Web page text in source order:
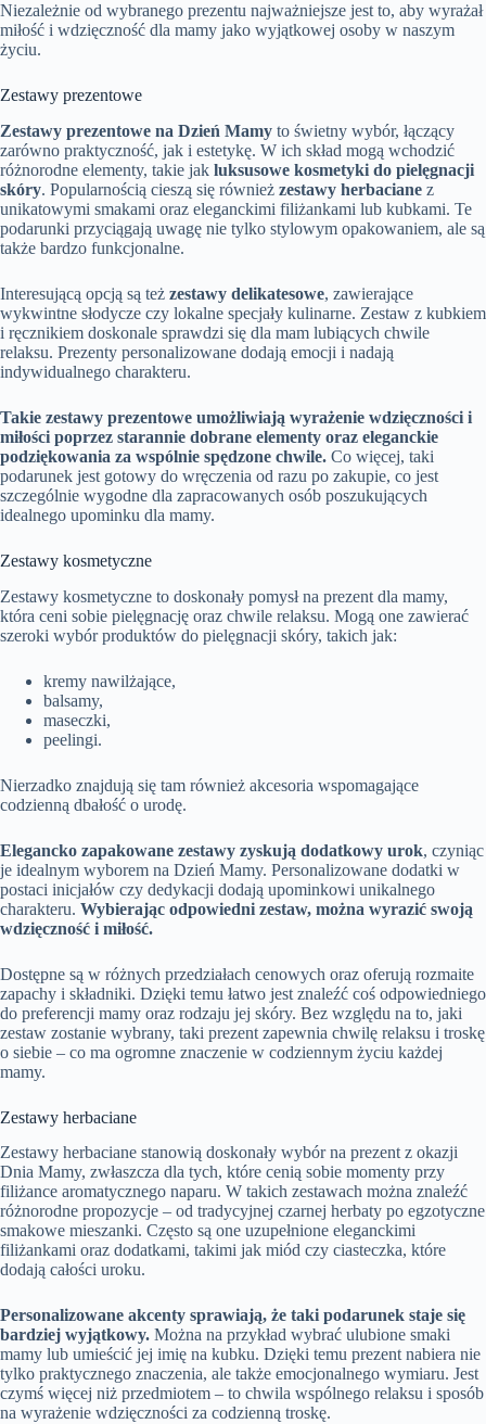
Niezależnie od wybranego prezentu najważniejsze jest to, aby wyrażał
miłość i wdzięczność dla mamy jako wyjątkowej osoby w naszym
życiu.
Zestawy prezentowe
Zestawy prezentowe na Dzień Mamy to świetny wybór, łączący
zarówno praktyczność, jak i estetykę. W ich skład mogą wchodzić
różnorodne elementy, takie jak luksusowe kosmetyki do pielęgnacji
skóry. Popularnością cieszą się również zestawy herbaciane z
unikatowymi smakami oraz eleganckimi filiżankami lub kubkami. Te
podarunki przyciągają uwagę nie tylko stylowym opakowaniem, ale są
także bardzo funkcjonalne.
Interesującą opcją są też zestawy delikatesowe, zawierające
wykwintne słodycze czy lokalne specjały kulinarne. Zestaw z kubkiem
i ręcznikiem doskonale sprawdzi się dla mam lubiących chwile
relaksu. Prezenty personalizowane dodają emocji i nadają
indywidualnego charakteru.
Takie zestawy prezentowe umożliwiają wyrażenie wdzięczności i
miłości poprzez starannie dobrane elementy oraz eleganckie
podziękowania za wspólnie spędzone chwile. Co więcej, taki
podarunek jest gotowy do wręczenia od razu po zakupie, co jest
szczególnie wygodne dla zapracowanych osób poszukujących
idealnego upominku dla mamy.
Zestawy kosmetyczne
Zestawy kosmetyczne to doskonały pomysł na prezent dla mamy,
która ceni sobie pielęgnację oraz chwile relaksu. Mogą one zawierać
szeroki wybór produktów do pielęgnacji skóry, takich jak:
kremy nawilżające,
balsamy,
maseczki,
peelingi.
Nierzadko znajdują się tam również akcesoria wspomagające
codzienną dbałość o urodę.
Elegancko zapakowane zestawy zyskują dodatkowy urok, czyniąc
je idealnym wyborem na Dzień Mamy. Personalizowane dodatki w
postaci inicjałów czy dedykacji dodają upominkowi unikalnego
charakteru. Wybierając odpowiedni zestaw, można wyrazić swoją
wdzięczność i miłość.
Dostępne są w różnych przedziałach cenowych oraz oferują rozmaite
zapachy i składniki. Dzięki temu łatwo jest znaleźć coś odpowiedniego
do preferencji mamy oraz rodzaju jej skóry. Bez względu na to, jaki
zestaw zostanie wybrany, taki prezent zapewnia chwilę relaksu i troskę
o siebie – co ma ogromne znaczenie w codziennym życiu każdej
mamy.
Zestawy herbaciane
Zestawy herbaciane stanowią doskonały wybór na prezent z okazji
Dnia Mamy, zwłaszcza dla tych, które cenią sobie momenty przy
filiżance aromatycznego naparu. W takich zestawach można znaleźć
różnorodne propozycje – od tradycyjnej czarnej herbaty po egzotyczne
smakowe mieszanki. Często są one uzupełnione eleganckimi
filiżankami oraz dodatkami, takimi jak miód czy ciasteczka, które
dodają całości uroku.
Personalizowane akcenty sprawiają, że taki podarunek staje się
bardziej wyjątkowy. Można na przykład wybrać ulubione smaki
mamy lub umieścić jej imię na kubku. Dzięki temu prezent nabiera nie
tylko praktycznego znaczenia, ale także emocjonalnego wymiaru. Jest
czymś więcej niż przedmiotem – to chwila wspólnego relaksu i sposób
na wyrażenie wdzięczności za codzienną troskę.